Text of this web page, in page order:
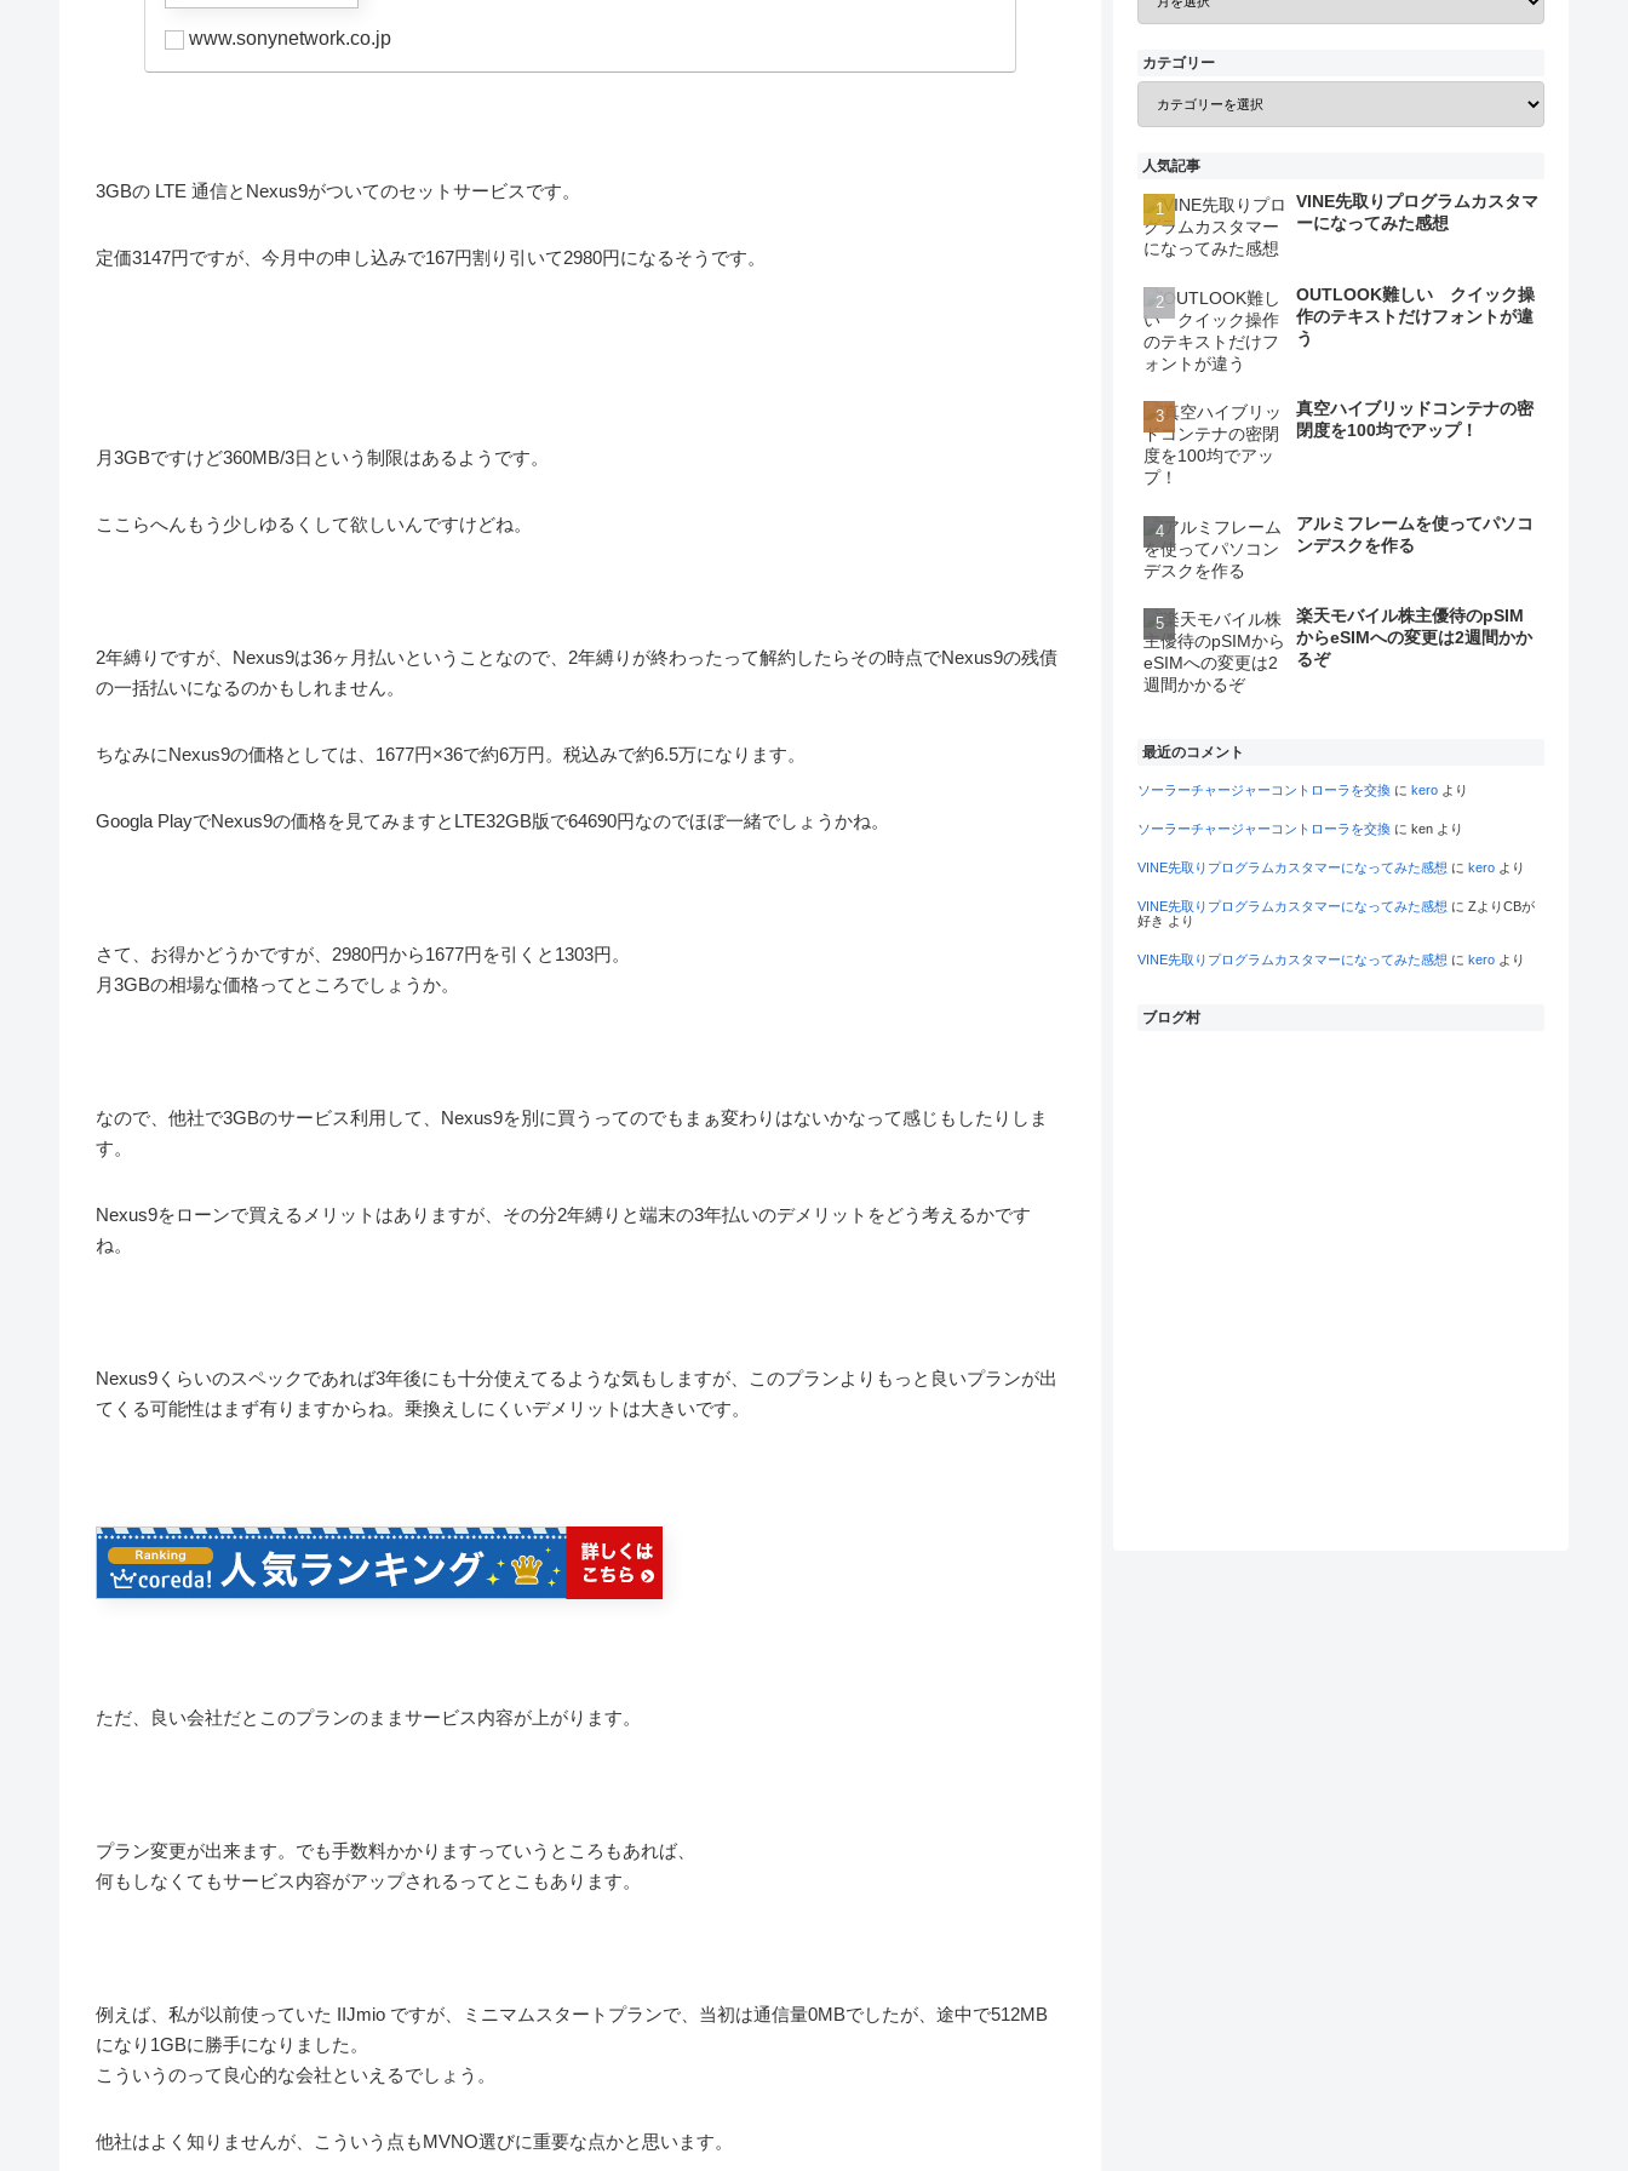
www.sonynetwork.co.jp
3GBの LTE 通信とNexus9がついてのセットサービスです。
定価3147円ですが、今月中の申し込みで167円割り引いて2980円になるそうです。
月3GBですけど360MB/3日という制限はあるようです。
ここらへんもう少しゆるくして欲しいんですけどね。
2年縛りですが、Nexus9は36ヶ月払いということなので、2年縛りが終わったって解約したらその時点でNexus9の残債
の一括払いになるのかもしれません。
ちなみにNexus9の価格としては、1677円×36で約6万円。税込みで約6.5万になります。
Googla PlayでNexus9の価格を見てみますとLTE32GB版で64690円なのでほぼ一緒でしょうかね。
さて、お得かどうかですが、2980円から1677円を引くと1303円。
月3GBの相場な価格ってところでしょうか。
なので、他社で3GBのサービス利用して、Nexus9を別に買うってのでもまぁ変わりはないかなって感じもしたりしま
す。
Nexus9をローンで買えるメリットはありますが、その分2年縛りと端末の3年払いのデメリットをどう考えるかです
ね。
Nexus9くらいのスペックであれば3年後にも十分使えてるような気もしますが、このプランよりもっと良いプランが出
てくる可能性はまず有りますからね。乗換えしにくいデメリットは大きいです。
ただ、良い会社だとこのプランのままサービス内容が上がります。
プラン変更が出来ます。でも手数料かかりますっていうところもあれば、
何もしなくてもサービス内容がアップされるってとこもあります。
例えば、私が以前使っていた IIJmio ですが、ミニマムスタートプランで、当初は通信量0MBでしたが、途中で512MB
になり1GBに勝手になりました。
こういうのって良心的な会社といえるでしょう。
他社はよく知りませんが、こういう点もMVNO選びに重要な点かと思います。
カテゴリー
人気記事
VINE先取りプログラムカスタマ
ーになってみた感想
OUTLOOK難しい クイック操
作のテキストだけフォントが違
う
真空ハイブリッドコンテナの密
閉度を100均でアップ！
アルミフレームを使ってパソコ
ンデスクを作る
楽天モバイル株主優待のpSIM
からeSIMへの変更は2週間かか
るぞ
最近のコメント
ソーラーチャージャーコントローラを交換 に kero より
ソーラーチャージャーコントローラを交換 に ken より
VINE先取りプログラムカスタマーになってみた感想 に kero より
VINE先取りプログラムカスタマーになってみた感想 に ZよりCBが
好き より
VINE先取りプログラムカスタマーになってみた感想 に kero より
ブログ村